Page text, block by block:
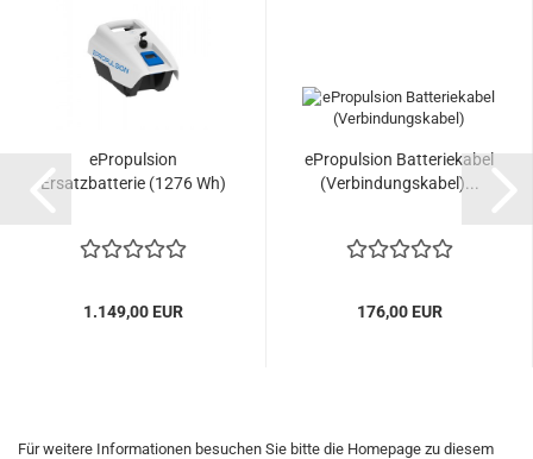
ePropulsion
Ersatzbatterie (1276 Wh)
1.149,00 EUR
ePropulsion Batteriekabel
(Verbindungskabel)...
176,00 EUR
Für weitere Informationen besuchen Sie bitte die Homepage zu diesem